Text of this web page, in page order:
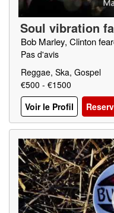
Soul vibration
Bob Marley, Clinton
Pas d'avis
Reggae, Ska, Gospel
€500 - €1500
Voir le Profil